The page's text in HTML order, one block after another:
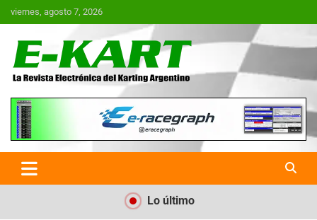
Saltar
al
viernes, agosto 7, 2026
E-Kart.com.ar | La Revista
Electrónica del Karting en
Argentina
Lo último